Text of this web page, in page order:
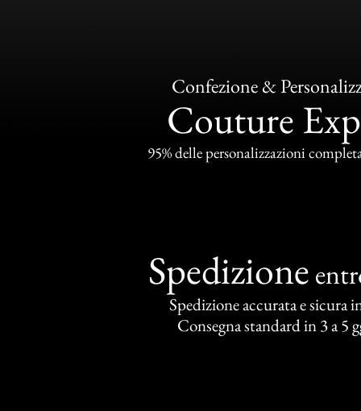
Confezione &
Couture
95% delle personalizzazioni
Spedizione
Spedizione accurata e sicura
Consegna standard in 3 a 5